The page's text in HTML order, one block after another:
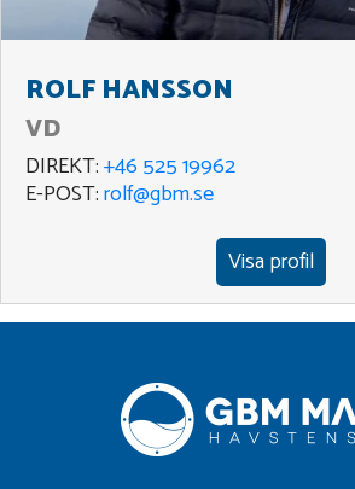
ROLF HANSSON
VD
DIREKT:+46 525 19962
E-POST:rolf@gbm.se
Visa profil